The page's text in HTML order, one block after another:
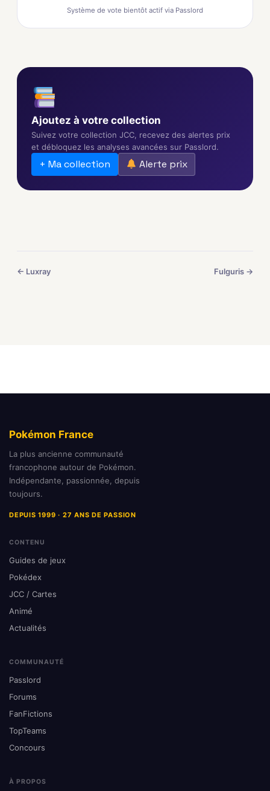
Système de vote bientôt actif via Passlord
Ajoutez à votre collection
Suivez votre collection JCC, recevez des alertes prix
et débloquez les analyses avancées sur Passlord.
+ Ma collection Alerte prix
← Luxray Fulguris →
Pokémon France
La plus ancienne communauté
francophone autour de Pokémon.
Indépendante, passionnée, depuis
toujours.
DEPUIS 1999 · 27 ANS DE PASSION
CONTENU
Guides de jeux
Pokédex
JCC / Cartes
Animé
Actualités
COMMUNAUTÉ
Passlord
Forums
FanFictions
TopTeams
Concours
À PROPOS